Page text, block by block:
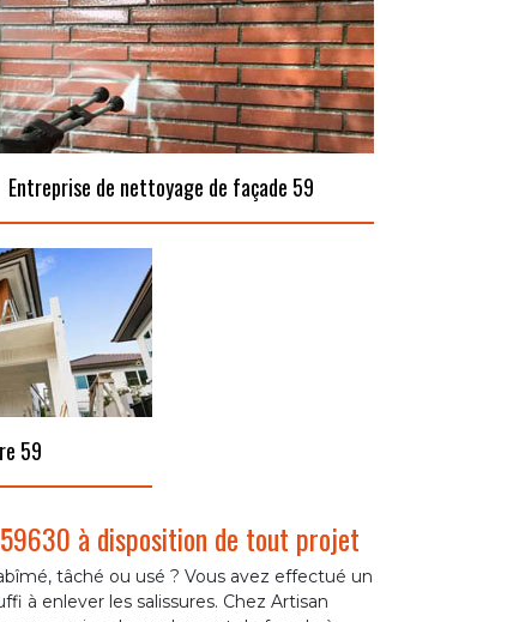
Entreprise de nettoyage de façade 59
59
à disposition de tout projet
tâché ou usé ? Vous avez effectué un
à enlever les salissures. Chez Artisan